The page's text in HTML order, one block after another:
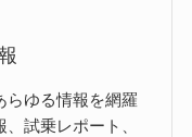
らゆる情報を網羅
試乗レポート、